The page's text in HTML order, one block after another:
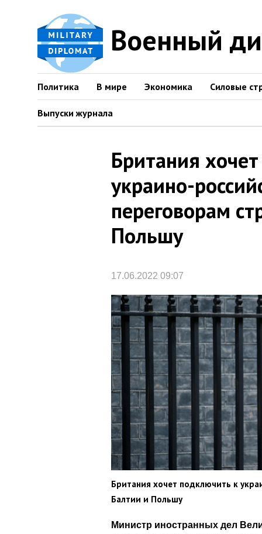
Военный
Политика В мире Экономика Силовые
Выпуски журнала
Британия
украино-
переговорам
Польшу
17.06.2022 09:07
Британия хочет подключить к
Балтии и Польшу
Министр иностранных дел